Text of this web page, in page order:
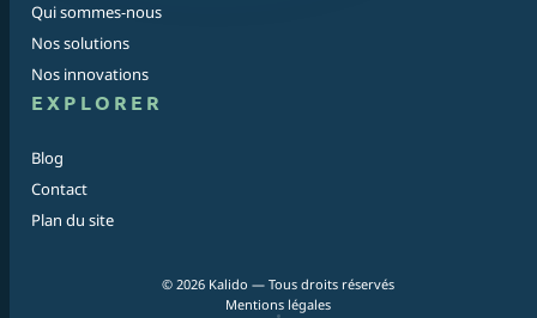
Qui sommes-nous
Nos solutions
Nos innovations
EXPLORER
Blog
Contact
Plan du site
© 2026 Kalido — Tous droits réservés
Mentions légales